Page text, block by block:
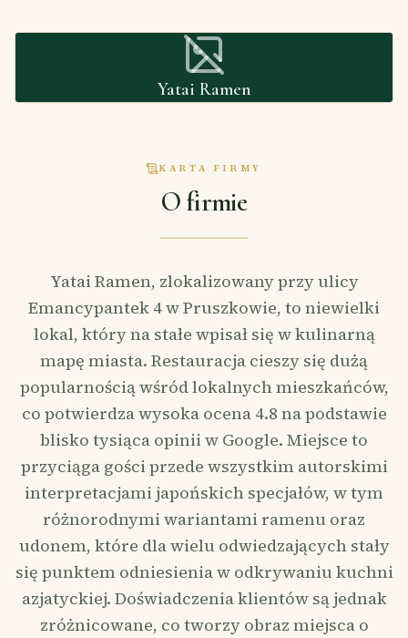
Yatai Ramen
KARTA FIRMY
O firmie
Yatai Ramen, zlokalizowany przy ulicy
Emancypantek 4 w Pruszkowie, to niewielki
lokal, który na stałe wpisał się w kulinarną
mapę miasta. Restauracja cieszy się dużą
popularnością wśród lokalnych mieszkańców,
co potwierdza wysoka ocena 4.8 na podstawie
blisko tysiąca opinii w Google. Miejsce to
przyciąga gości przede wszystkim autorskimi
interpretacjami japońskich specjałów, w tym
różnorodnymi wariantami ramenu oraz
udonem, które dla wielu odwiedzających stały
się punktem odniesienia w odkrywaniu kuchni
azjatyckiej. Doświadczenia klientów są jednak
zróżnicowane, co tworzy obraz miejsca o